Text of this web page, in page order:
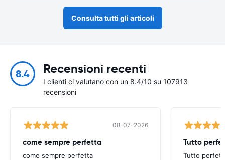
Consulta tutti gli articoli
8.4 Recensioni recenti
I clienti ci valutano con un 8.4/10 su 107913
recensioni
08-07-2026
come sempre perfetta
come sempre perfetta
Tutto
Tutto